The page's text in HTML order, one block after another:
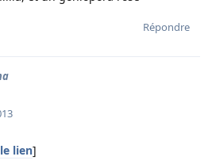
Répondre
lien]